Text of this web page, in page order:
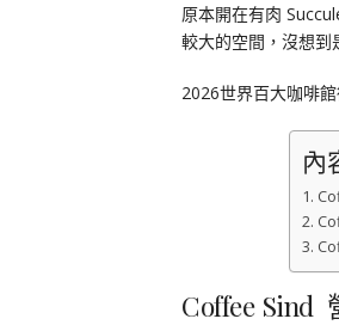
原本開在有肉
較大的空間，沒想到
2026世界百大咖啡
內
Coffee Sind